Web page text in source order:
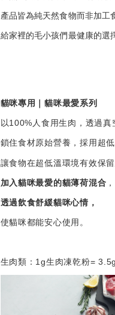
產品皆為純天然食物而非加工
給家裡的毛小孩們最健康的選
貓咪專用｜貓咪最愛系列
以100% 人食用生肉，透過真
鎖住食材原始營養，採用超低
讓食物在超低溫環境有效保
加入貓咪最愛的貓薄荷混合 ，
透過飲食舒緩貓咪心情，
使貓咪都能安心使用。
生肉類： 1g生肉凍乾粉= 3.5g